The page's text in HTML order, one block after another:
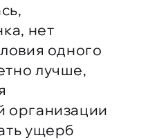
нет
одного
лучше,
организации
ущерб